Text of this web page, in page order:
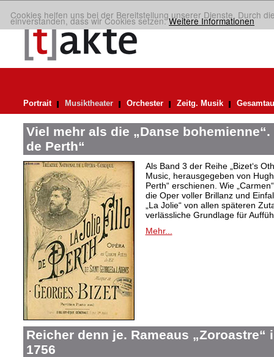
Cookies helfen uns bei der Bereitstellung unserer Dienste. Durch
einverstanden, dass wir Cookies setzen.Weitere Informationen
Portrait Musiktheater Orchester Zeitg. Musik
Viel mehr als die „Danse
de Perth“
Als Band 3 der Reihe „Bizet‘s
Music, herausgegeben von
Perth“ erschienen. Wie
die Oper voller Brillanz und
„La Jolie“ von allen späteren
verlässliche Grundlage für
Mehr...
Reicher denn je. Rameaus „Zoroastre“
1756